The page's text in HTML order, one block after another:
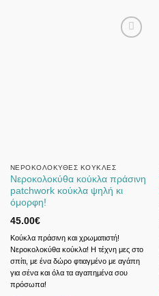
ΝΕΡΟΚΟΛΟΚΎΘΕΣ ΚΟΎΚΛΕΣ
Νεροκολοκύθα κούκλα πράσινη
patchwork κούκλα ψηλή κι
όμορφη!
45.00€
Κούκλα πράσινη και χρωματιστή!
Νεροκολοκύθα κούκλα! Η τέχνη μες στο
σπίτι, με ένα δώρο φτιαγμένο με αγάπη
για σένα και όλα τα αγαπημένα σου
πρόσωπα!